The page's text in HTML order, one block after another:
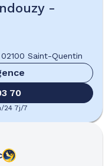
-
02100 Saint-Quentin
70
24 7j/7